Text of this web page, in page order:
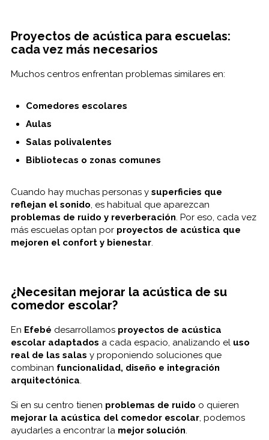
Proyectos de acústica para escuelas:
cada vez más necesarios
Muchos centros enfrentan problemas similares en:
Comedores escolares
Aulas
Salas polivalentes
Bibliotecas o zonas comunes
Cuando hay muchas personas y superficies que
reflejan el sonido, es habitual que aparezcan
problemas de ruido y reverberación. Por eso, cada vez
más escuelas optan por proyectos de acústica que
mejoren el confort y bienestar.
¿Necesitan mejorar la acústica de su
comedor escolar?
En Efebé desarrollamos proyectos de acústica
escolar adaptados a cada espacio, analizando el uso
real de las salas y proponiendo soluciones que
combinan funcionalidad, diseño e integración
arquitectónica.
Si en su centro tienen problemas de ruido o quieren
mejorar la acústica del comedor escolar, podemos
ayudarles a encontrar la mejor solución.